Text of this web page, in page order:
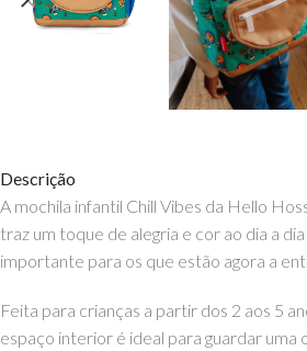
Descrição
A mochila infantil Chill Vibes da Hello
traz um toque de alegria e cor ao dia a
importante para os que estão agora a
Feita para crianças a partir dos 2 aos 5
espaço interior é ideal para guardar uma